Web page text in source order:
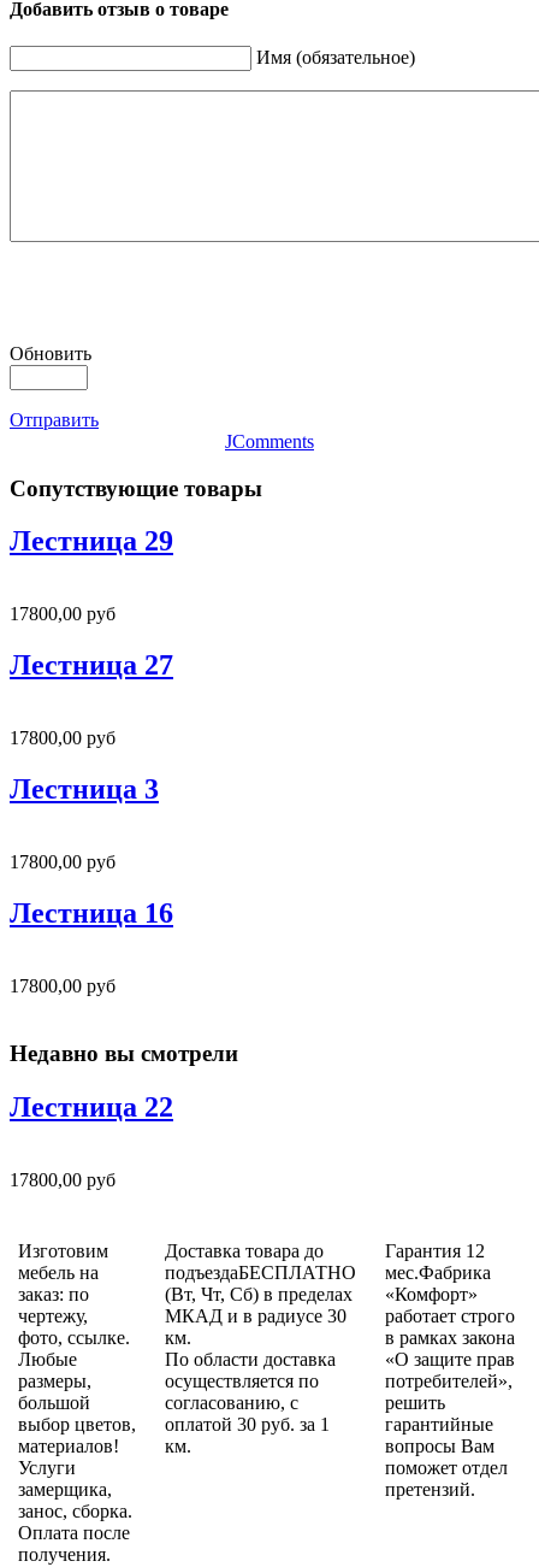
Добавить отзыв о товаре
Имя (обязательное)
Обновить
Отправить
JComments
Сопутствующие товары
Лестница 29
17800,00 руб
Лестница 27
17800,00 руб
Лестница 3
17800,00 руб
Лестница 16
17800,00 руб
Недавно вы смотрели
Лестница 22
17800,00 руб
Изготовим
мебель на
заказ: по
чертежу,
фото, ссылке.
Любые
размеры,
большой
выбор цветов,
материалов!
Услуги
замерщика,
занос, сборка.
Оплата после
получения.
Доставка товара до
подъездаБЕСПЛАТНО
(Вт, Чт, Сб) в пределах
МКАД и в радиусе 30
км.
По области доставка
осуществляется по
согласованию, с
оплатой 30 руб. за 1
км.
Гарантия 12
мес.Фабрика
«Комфорт»
работает строго
в рамках закона
«О защите прав
потребителей»,
решить
гарантийные
вопросы Вам
поможет отдел
претензий.